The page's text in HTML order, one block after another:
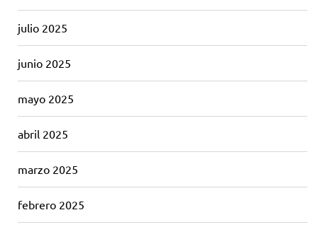
julio 2025
junio 2025
mayo 2025
abril 2025
marzo 2025
febrero 2025